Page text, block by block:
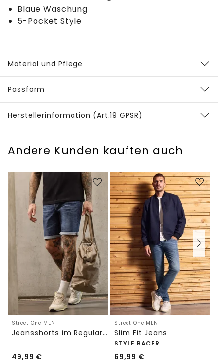
Blaue Waschung
5-Pocket Style
Material und Pflege
Passform
Herstellerinformation (Art.19 GPSR)
Andere Kunden kauften auch
Street One MEN
Jeansshorts im Regular Fit
49,99 €
Street One MEN
Slim Fit Jeans
STYLE RACER
69,99 €